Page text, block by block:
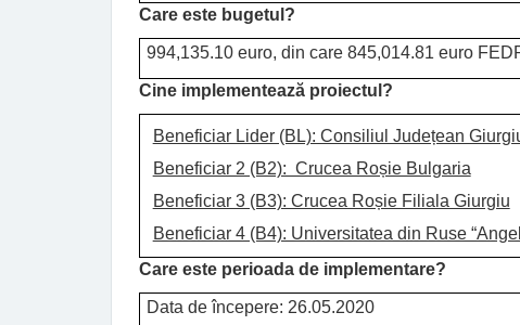
Care este bugetul?
994,135.10 euro, din care 845,014.81 euro
Cine implementează proiectul?
Beneficiar Lider (BL): Consiliul Județean
Beneficiar 2 (B2): Crucea Roșie Bulgaria
Beneficiar 3 (B3): Crucea Roșie Filiala Giurgiu
Beneficiar 4 (B4): Universitatea din Ruse
Care este perioada de implementare?
Data de începere: 26.05.2020